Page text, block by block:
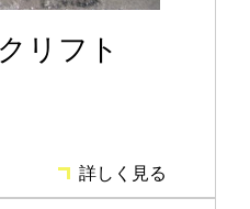
リフト
詳しく見る